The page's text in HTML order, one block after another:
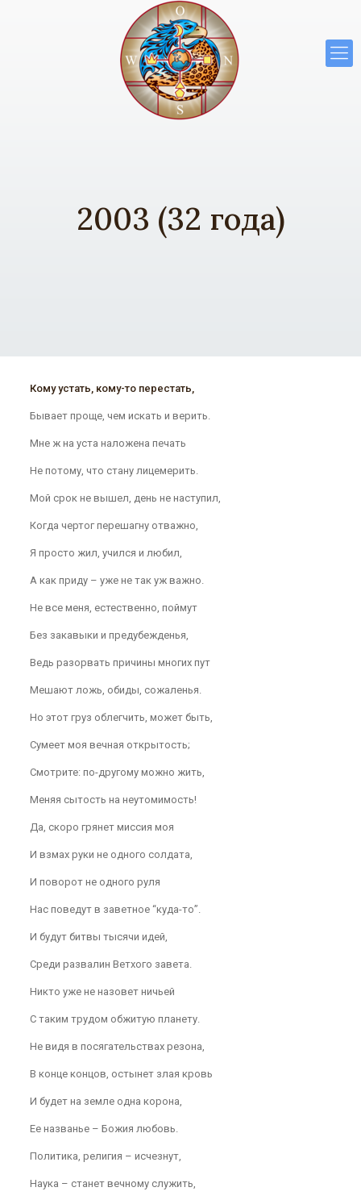
2003 (32 года)
Кому устать, кому-то перестать,
Бывает проще, чем искать и верить.
Мне ж на уста наложена печать
Не потому, что стану лицемерить.
Мой срок не вышел, день не наступил,
Когда чертог перешагну отважно,
Я просто жил, учился и любил,
А как приду – уже не так уж важно.
Не все меня, естественно, поймут
Без закавыки и предубежденья,
Ведь разорвать причины многих пут
Мешают ложь, обиды, сожаленья.
Но этот груз облегчить, может быть,
Сумеет моя вечная открытость;
Смотрите: по-другому можно жить,
Меняя сытость на неутомимость!
Да, скоро грянет миссия моя
И взмах руки не одного солдата,
И поворот не одного руля
Нас поведут в заветное “куда-то”.
И будут битвы тысячи идей,
Среди развалин Ветхого завета.
Никто уже не назовет ничьей
С таким трудом обжитую планету.
Не видя в посягательствах резона,
В конце концов, остынет злая кровь
И будет на земле одна корона,
Ее названье – Божия любовь.
Политика, религия – исчезнут,
Наука – станет вечному служить,